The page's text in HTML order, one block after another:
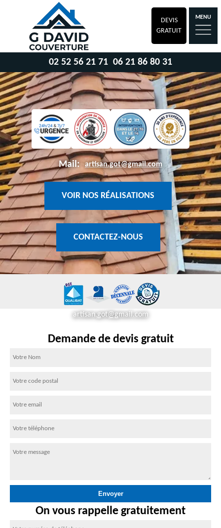
DEVIS
GRATUIT
MENU
02 52 56 21 71 06 21 86 80 31
Mail: artisan.got@gmail.com
VOIR NOS RÉALISATIONS
CONTACTEZ-NOUS
artisan.got@gmail.com
Demande de devis gratuit
On vous rappelle gratuitement